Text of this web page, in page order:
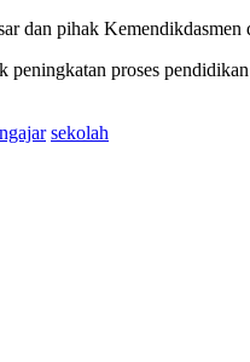
dan pihak
proses
sekolah